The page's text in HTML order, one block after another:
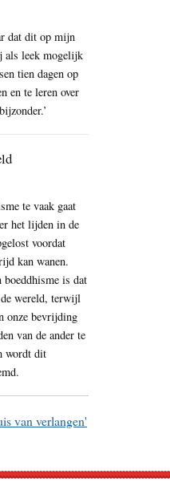
dat dit op mijn
als leek mogelijk
tien dagen op
en te leren over
te vaak gaat
het lijden in de
voordat
kan wanen.
is dat
wereld, terwijl
onze bevrijding
van de ander te
wordt dit
van verlangen'